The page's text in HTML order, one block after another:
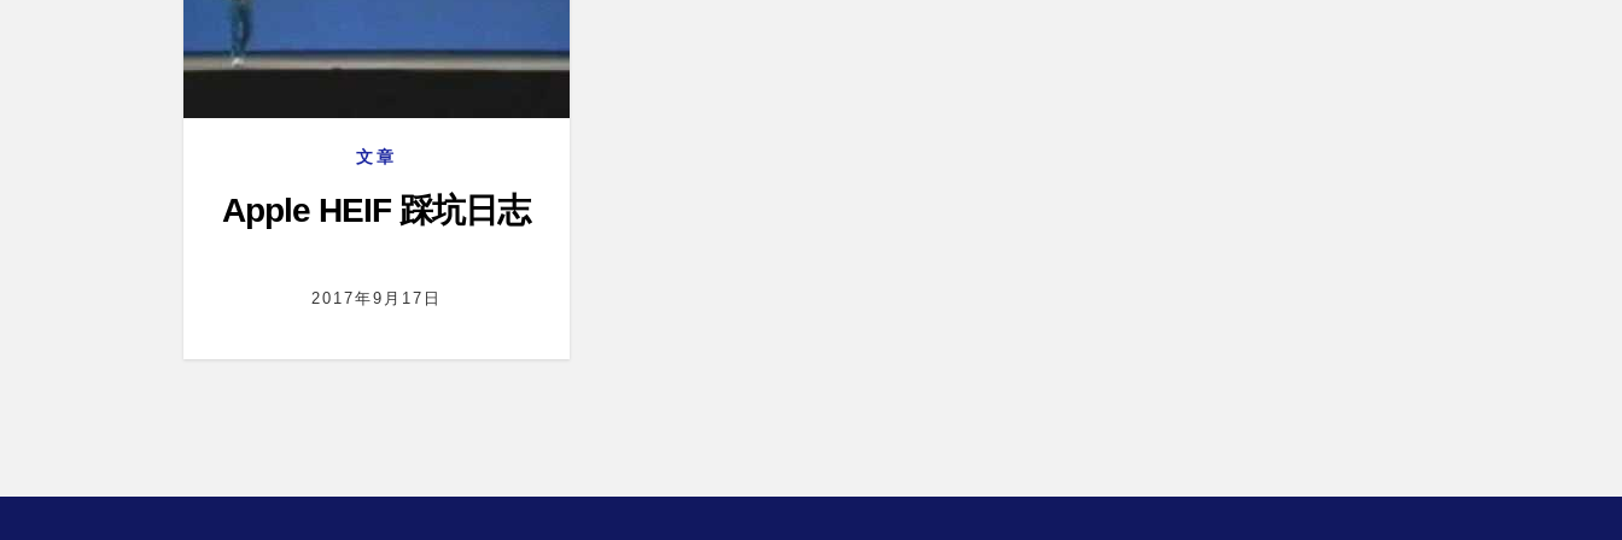
文章
Apple HEIF 踩坑日志
2017年9月17日